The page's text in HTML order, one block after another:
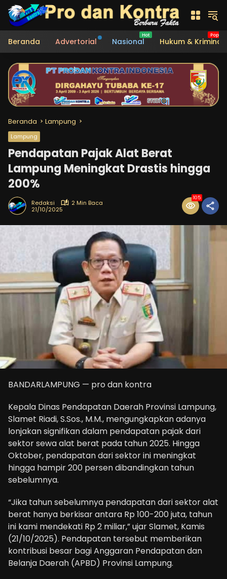
Langsung
konten
Beranda
Advertorial Nasional Hukum & Kriminal
Beranda Lampung
Lampung
Pendapatan Pajak Alat Berat
Lampung Meningkat Drastis hingga
200%
Redaksi
2 Min Baca
21/10/2025
105
BANDARLAMPUNG — pro dan kontra
Kepala Dinas Pendapatan Daerah Provinsi Lampung,
Slamet Riadi, S.Sos., M.M., mengungkapkan adanya
lonjakan signifikan dalam pendapatan pajak dari
sektor sewa alat berat pada tahun 2025. Hingga
Oktober, pendapatan dari sektor ini meningkat
hingga hampir 200 persen dibandingkan tahun
sebelumnya.
“Jika tahun sebelumnya pendapatan dari sektor alat
berat hanya berkisar antara Rp 100-200 juta, tahun
ini kami mendekati Rp 2 miliar,” ujar Slamet, Kamis
(21/10/2025). Pendapatan tersebut memberikan
kontribusi besar bagi Anggaran Pendapatan dan
Belanja Daerah (APBD) Provinsi Lampung.